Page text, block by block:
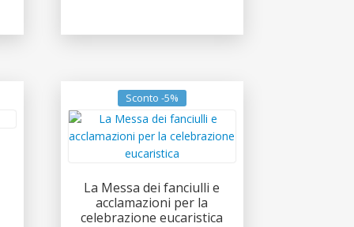
Sconto -5%
La Messa dei fanciulli e
acclamazioni per la
celebrazione eucaristica